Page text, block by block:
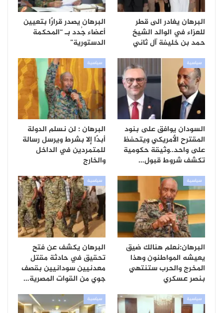
البرهان يغادر الى قطر
للعزاء في الوالد الشيخ
حمد بن خليفة آل ثاني
البرهان يصدر قرارًا بتعيين
أعضاء جُدد بـ “المحكمة
الدستورية”
سياسية
السودان يوافق على بنود
المقترح الأمريكي ويتحفظ
على واحد..وثيقة حكومية
تكشف شروط قبول…
سياسية
البرهان : لن نسلم الدولة
أبدًا إلا بشرط ويرسل رسالة
للمتمردين في الداخل
والخارج
سياسية
البرهان:نعلم هنالك ضيق
يعيشه المواطنون وهذا
المخرج والحرب ستنتهي
بنصر عسكري
سياسية
البرهان يكشف عن فتح
تحقيق في حادثة مقتل
معدنيين سودانيين بقصف
جوي من القوات المصرية…
سياسية سياسية